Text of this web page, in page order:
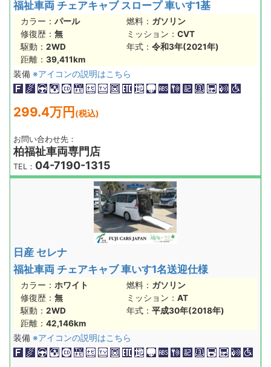
福祉車両 チェアキャブ スロープ 車いす1基
カラー： パール 燃料： ガソリン
修復歴： 無 ミッション： CVT
駆動： 2WD 年式： 令和3年(2021年)
距離： 39,411km
装備 ※アイコンの説明はこちら
299.4万円 (税込)
お問い合わせ先：
柏福祉車両専門店
TEL： 04-7190-1315
日産 セレナ
福祉車両 チェアキャブ 車いす1名送迎仕様
カラー： ホワイト 燃料： ガソリン
修復歴： 無 ミッション： AT
駆動： 2WD 年式： 平成30年(2018年)
距離： 42,146km
装備 ※アイコンの説明はこちら